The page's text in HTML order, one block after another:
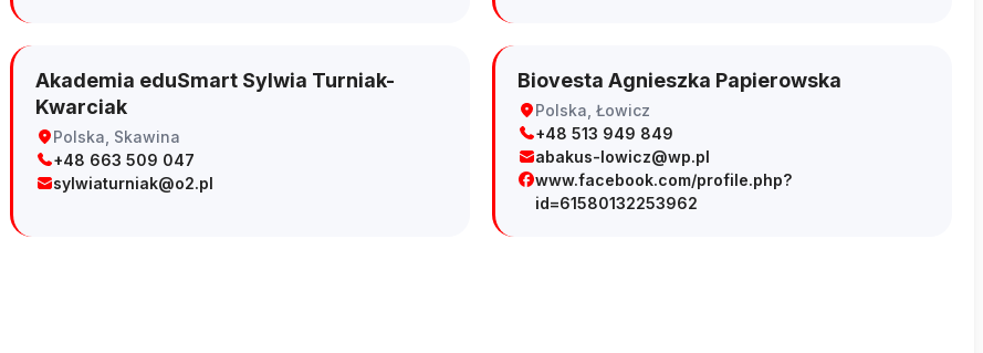
Akademia eduSmart Sylwia Turniak-
Kwarciak
Polska, Skawina
+48 663 509 047
sylwiaturniak@o2.pl
Biovesta Agnieszka Papierowska
Polska, Łowicz
+48 513 949 849
abakus-lowicz@wp.pl
www.facebook.com/profile.php?
id=61580132253962